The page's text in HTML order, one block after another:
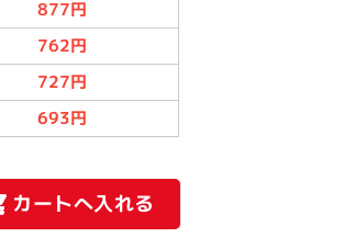
877円
762円
727円
693円
カートへ入れる